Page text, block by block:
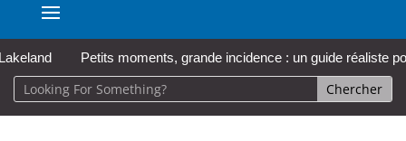
Petits moments, grande incidence : un guide réaliste pour